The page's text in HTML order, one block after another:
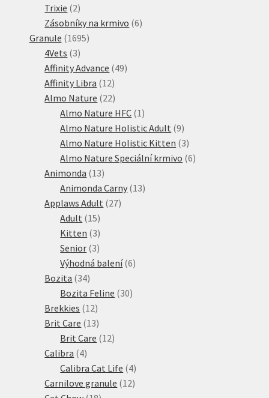
produktů
Trixie 22
produkty
Zásobníky na krmivo 66
Granule 16951695
4Vets 33
produkty
Affinity Advance 4949
Affinity Libra 1212
produktů
Almo Nature 2222
produktů
Almo Nature HFC 1 1
produkt
Almo Nature Holistic Adult 99
produktů
Almo Nature Holistic Kitten 33
produkty
Almo Nature Speciální krmivo 66
Animonda 1313
produktů
Animonda Carny 1313
Applaws Adult 2727
Adult 1515
produktů
Kitten 33
produkty
Senior 33
produkty
Výhodná balení 66
Bozita 3434
produktů
Bozita Feline 3030
Brekkies 1212
produktů
Brit Care 1313
produktů
Brit Care 1212
Calibra 44
produkty
Calibra Cat Life 44
produkty
Carnilove granule 1212